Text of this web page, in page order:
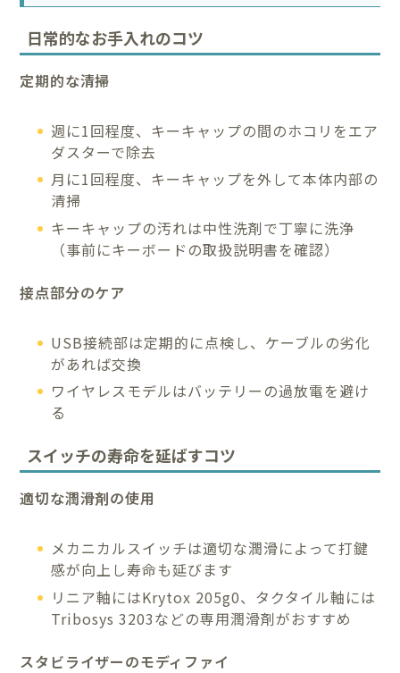
日常的なお手入れのコツ
定期的な清掃
週に1回程度、キーキャップの間のホコリをエア
ダスターで除去
月に1回程度、キーキャップを外して本体内部の
清掃
キーキャップの汚れは中性洗剤で丁寧に洗浄
（事前にキーボードの取扱説明書を確認）
接点部分のケア
USB接続部は定期的に点検し、ケーブルの劣化
があれば交換
ワイヤレスモデルはバッテリーの過放電を避け
る
スイッチの寿命を延ばすコツ
適切な潤滑剤の使用
メカニカルスイッチは適切な潤滑によって打鍵
感が向上し寿命も延びます
リニア軸にはKrytox 205g0、タクタイル軸には
Tribosys 3203などの専用潤滑剤がおすすめ
スタビライザーのモディファイ